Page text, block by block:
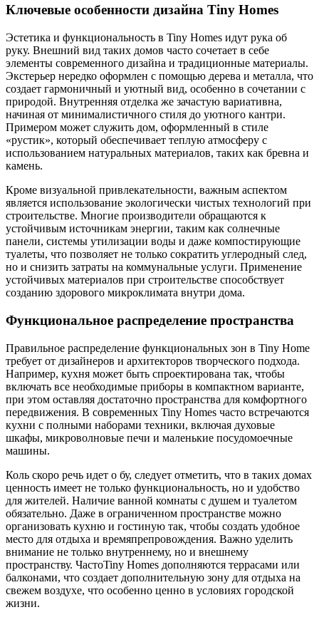
Ключевые особенности дизайна Tiny Homes
Эстетика и функциональность в Tiny Homes идут рука об
руку. Внешний вид таких домов часто сочетает в себе
элементы современного дизайна и традиционные материалы.
Экстерьер нередко оформлен с помощью дерева и металла, что
создает гармоничный и уютный вид, особенно в сочетании с
природой. Внутренняя отделка же зачастую вариативна,
начиная от минималистичного стиля до уютного кантри.
Примером может служить дом, оформленный в стиле
«рустик», который обеспечивает теплую атмосферу с
использованием натуральных материалов, таких как бревна и
камень.
Кроме визуальной привлекательности, важным аспектом
является использование экологически чистых технологий при
строительстве. Многие производители обращаются к
устойчивым источникам энергии, таким как солнечные
панели, системы утилизации воды и даже компостирующие
туалеты, что позволяет не только сократить углеродный след,
но и снизить затраты на коммунальные услуги. Применение
устойчивых материалов при строительстве способствует
созданию здорового микроклимата внутри дома.
Функциональное распределение пространства
Правильное распределение функциональных зон в Tiny Home
требует от дизайнеров и архитекторов творческого подхода.
Например, кухня может быть спроектирована так, чтобы
включать все необходимые приборы в компактном варианте,
при этом оставляя достаточно пространства для комфортного
передвижения. В современных Tiny Homes часто встречаются
кухни с полными наборами техники, включая духовые
шкафы, микроволновые печи и маленькие посудомоечные
машины.
Коль скоро речь идет о бу, следует отметить, что в таких домах
ценность имеет не только функциональность, но и удобство
для жителей. Наличие ванной комнаты с душем и туалетом
обязательно. Даже в ограниченном пространстве можно
организовать кухню и гостиную так, чтобы создать удобное
место для отдыха и времяпрепровождения. Важно уделить
внимание не только внутреннему, но и внешнему
пространству. ЧастоTiny Homes дополняются террасами или
балконами, что создает дополнительную зону для отдыха на
свежем воздухе, что особенно ценно в условиях городской
жизни.